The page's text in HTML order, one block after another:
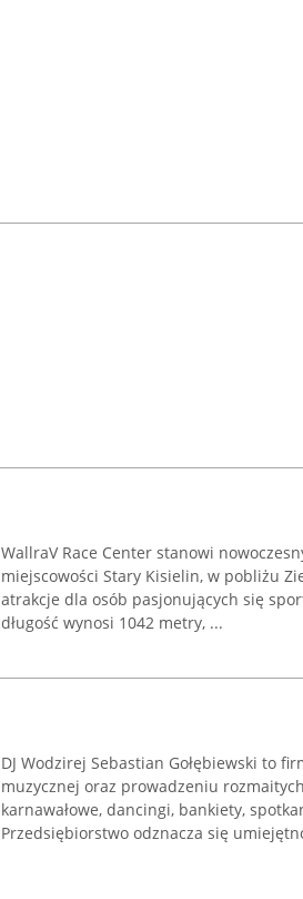
WallraV Race Center stanowi
miejscowości Stary Kisielin, w pobliżu
atrakcje dla osób pasjonujących się
długość wynosi 1042 metry, ...
DJ Wodzirej Sebastian Gołębiewski to
muzycznej oraz prowadzeniu
karnawałowe, dancingi, bankiety,
Przedsiębiorstwo odznacza się